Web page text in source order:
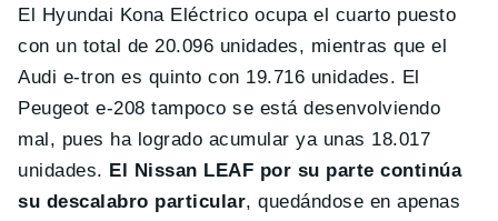
El Hyundai Kona Eléctrico ocupa el cuarto puesto
con un total de 20.096 unidades, mientras que el
Audi e-tron es quinto con 19.716 unidades. El
Peugeot e-208 tampoco se está desenvolviendo
mal, pues ha logrado acumular ya unas 18.017
unidades. El Nissan LEAF por su parte continúa
su descalabro particular, quedándose en apenas